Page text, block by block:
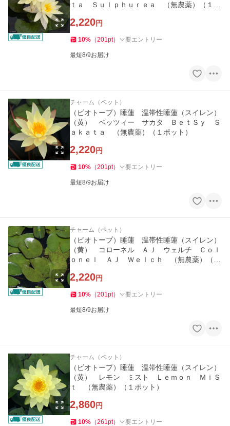
ｔａ Ｓｕｌｐｈｕｒｅａ （無農薬）（１ポ
2,220円
10% （201pt） 要エントリー
最短8/9お届け
チャーム（ペット）
（ビオトープ）睡蓮 温帯性睡蓮（スイレン）
（黄） ベッツィー サカタ ＢｅｔＳｙ Ｓ
ａｋａｔａ （無農薬）（１ポット）
2,220円
10% （201pt） 要エントリー
最短8/9お届け
チャーム（ペット）
（ビオトープ）睡蓮 温帯性睡蓮（スイレン）
（黄） コローネル ＡＪ ウェルチ Ｃｏｌ
ｏｎｅｌ ＡＪ Ｗｅｌｃｈ （無農薬）（１
2,220円
10% （201pt） 要エントリー
最短8/9お届け
チャーム（ペット）
（ビオトープ）睡蓮 温帯性睡蓮（スイレン）
（黄） レモン ミスト Ｌｅｍｏｎ ＭｉＳ
ｔ （無農薬）（１ポット）
2,860円
10% （261pt） 要エントリー